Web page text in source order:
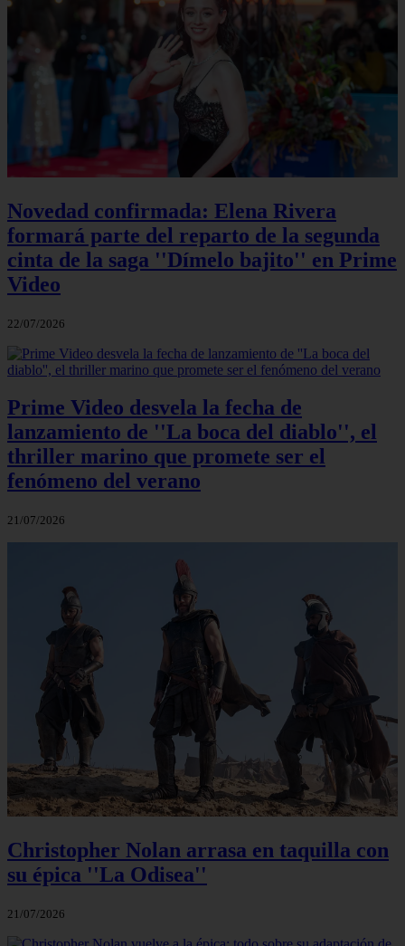
Novedad confirmada: Elena Rivera
formará parte del reparto de la segunda
cinta de la saga ''Dímelo bajito'' en Prime
Video
22/07/2026
Prime Video desvela la fecha de
lanzamiento de ''La boca del diablo'', el
thriller marino que promete ser el
fenómeno del verano
21/07/2026
Christopher Nolan arrasa en taquilla con
su épica ''La Odisea''
21/07/2026